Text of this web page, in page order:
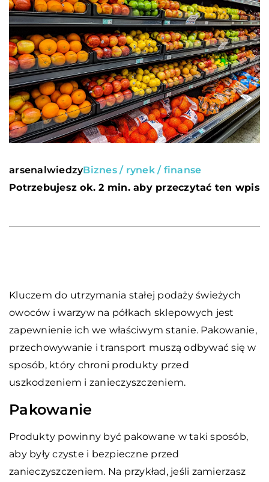
arsenalwiedzyBiznes / rynek / finanse
Potrzebujesz ok. 2 min. aby przeczytać ten wpis
Kluczem do utrzymania stałej podaży świeżych
owoców i warzyw na półkach sklepowych jest
zapewnienie ich we właściwym stanie. Pakowanie,
przechowywanie i transport muszą odbywać się w
sposób, który chroni produkty przed
uszkodzeniem i zanieczyszczeniem.
Pakowanie
Produkty powinny być pakowane w taki sposób,
aby były czyste i bezpieczne przed
zanieczyszczeniem. Na przykład, jeśli zamierzasz